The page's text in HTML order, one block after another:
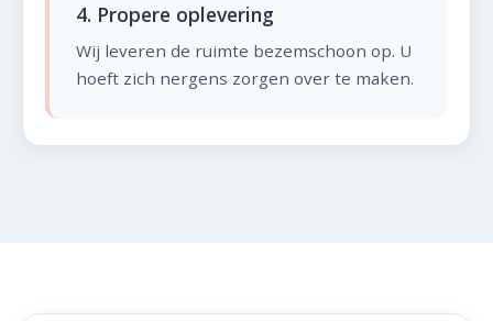
4. Propere oplevering
Wij leveren de ruimte bezemschoon op. U
hoeft zich nergens zorgen over te maken.